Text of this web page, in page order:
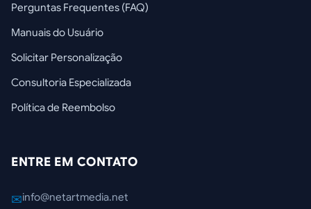
Perguntas Frequentes (FAQ)
Manuais do Usuário
Solicitar Personalização
Consultoria Especializada
Política de Reembolso
ENTRE EM CONTATO
✉info@netartmedia.net